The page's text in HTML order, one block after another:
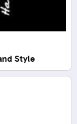
Style